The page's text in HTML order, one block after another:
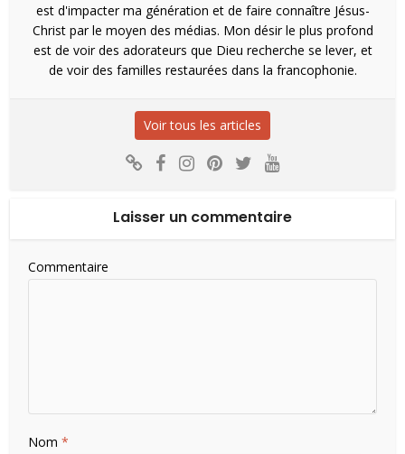
est d'impacter ma génération et de faire connaître Jésus-
Christ par le moyen des médias. Mon désir le plus profond
est de voir des adorateurs que Dieu recherche se lever, et
de voir des familles restaurées dans la francophonie.
Voir tous les articles
Laisser un commentaire
Commentaire
Nom*